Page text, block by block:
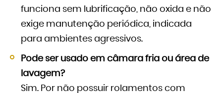
funciona sem lubrificação, não oxida e não
exige manutenção periódica, indicada
para ambientes agressivos.
Pode ser usado em câmara fria ou área de
lavagem?
Sim. Por não possuir rolamentos com